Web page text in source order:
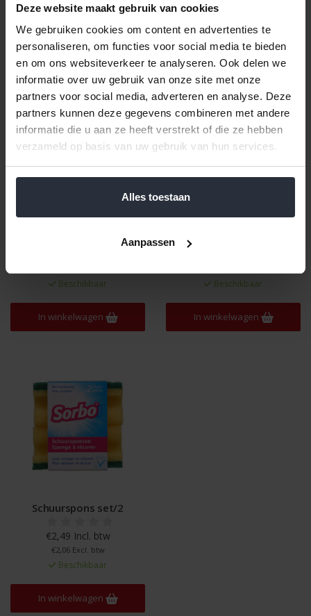
Deze website maakt gebruik van cookies
We gebruiken cookies om content en advertenties te
personaliseren, om functies voor social media te bieden
en om ons websiteverkeer te analyseren. Ook delen we
informatie over uw gebruik van onze site met onze
partners voor social media, adverteren en analyse. Deze
partners kunnen deze gegevens combineren met andere
informatie die u aan ze heeft verstrekt of die ze hebben
verzameld op basis van uw gebruik van hun services.
Alles toestaan
Aanpassen
In winkelwagen In winkelwagen
Pannenspons set/10 21
Beschikbaar
In winkelwagen
Keukenspons Cooking Care
Beschikbaar
In winkelwagen
Schuurspons set/2
€2,49 Incl. btw
€2,06 Excl. btw
Beschikbaar
In winkelwagen